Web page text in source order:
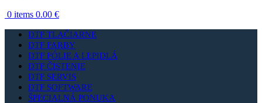
0 items 0.00 €
DTF TLAČIARNE
DTF FARBY
DTF FÓLIE A LEPIDLÁ
DTF ČISTENIE
DTF SERVIS
DTF SOFTWARE
ŠPECIALNÁ PONUKA